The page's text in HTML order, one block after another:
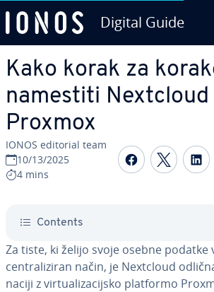
Digital Guide
Kako korak za
namestiti Nextcloud
Proxmox
IONOS editorial team
10/13/2025
4 mins
Share on
Contents
Za tiste, ki želijo svoje osebne
cen­tra­li­zi­ran način, je Nextcloud
na­ci­ji z vir­tu­a­li­za­cij­sko platformo